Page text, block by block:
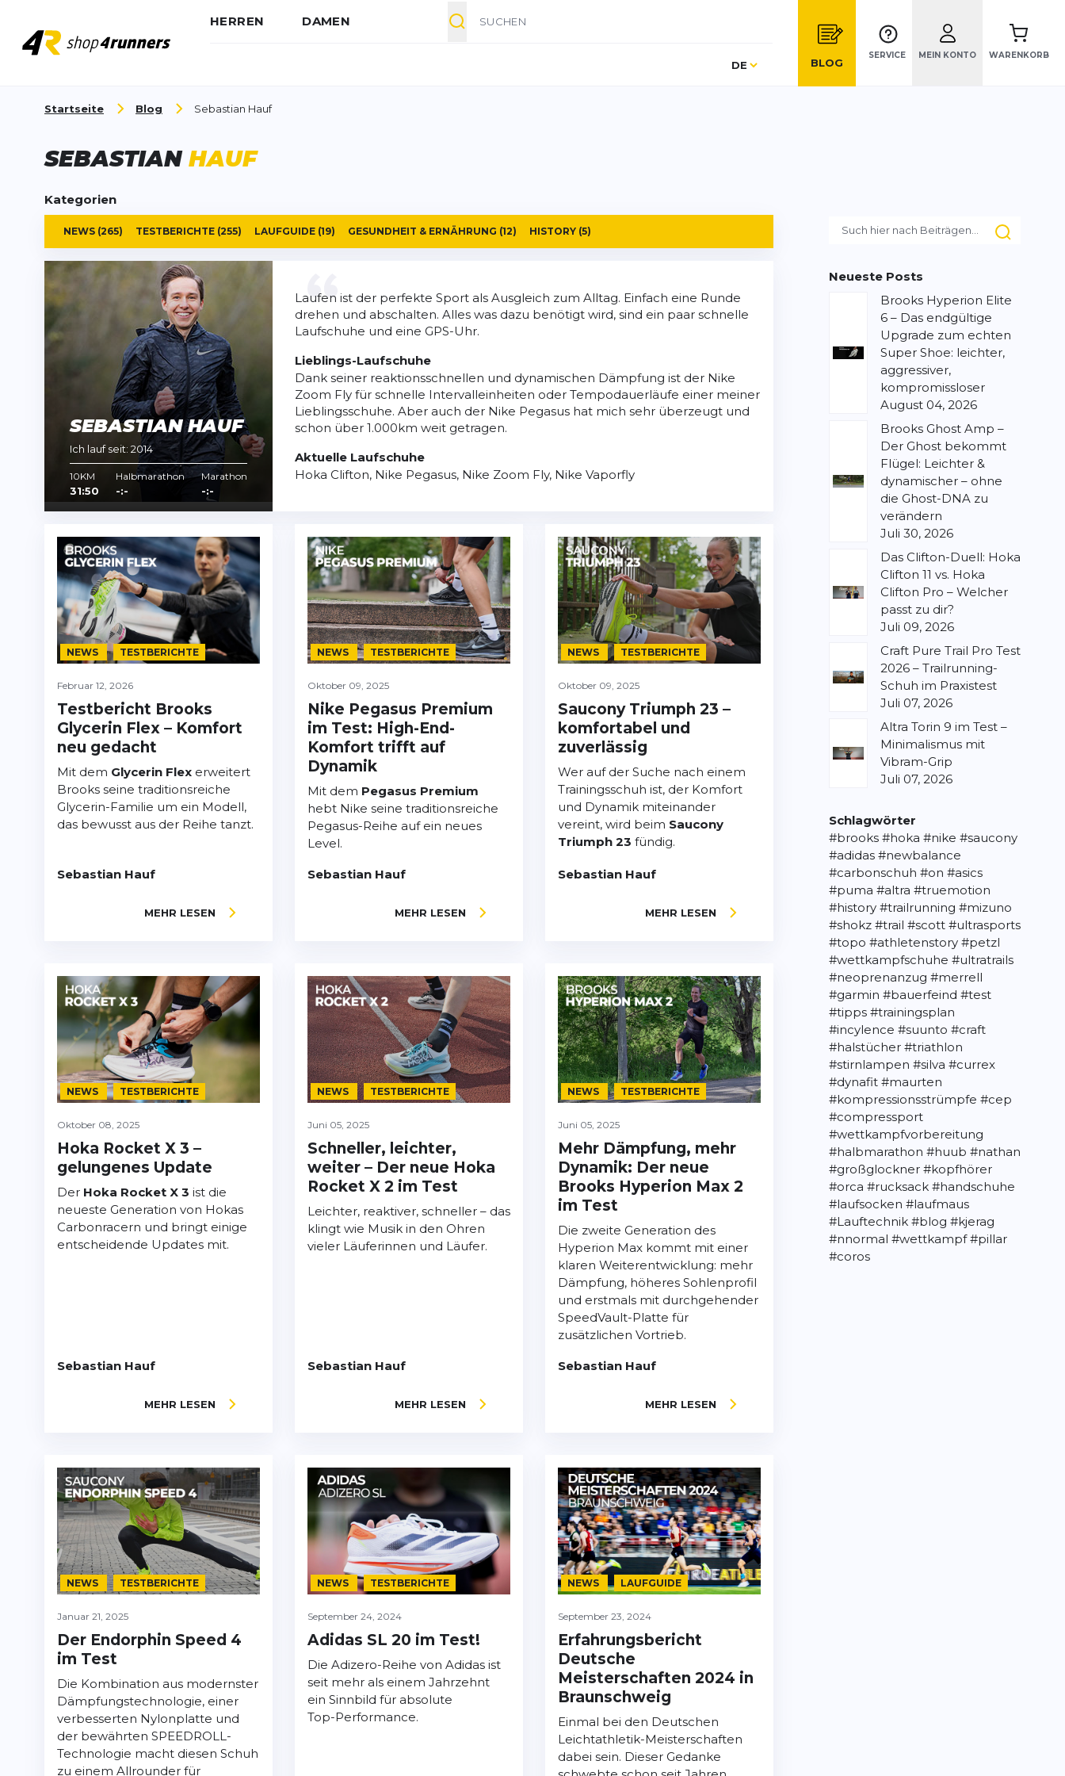
HERREN DAMEN
Sprache
DE BLOG
SERVICE MEIN KONTO WARENKORB
Startseite Blog Sebastian Hauf
SEBASTIAN HAUF
Kategorien
NEWS (265) TESTBERICHTE (255) LAUFGUIDE (19) GESUNDHEIT & ERNÄHRUNG (12) HISTORY (5)
SEBASTIAN HAUF
Ich lauf seit: 2014
10KM
31:50
Halbmarathon
-:-
Marathon
-:-
Laufen ist der perfekte Sport als Ausgleich zum Alltag. Einfach eine Runde
drehen und abschalten. Alles was dazu benötigt wird, sind ein paar schnelle
Laufschuhe und eine GPS-Uhr.
Lieblings-Laufschuhe
Dank seiner reaktionsschnellen und dynamischen Dämpfung ist der Nike
Zoom Fly für schnelle Intervalleinheiten oder Tempodauerläufe einer meiner
Lieblingsschuhe. Aber auch der Nike Pegasus hat mich sehr überzeugt und
schon über 1.000km weit getragen.
Aktuelle Laufschuhe
Hoka Clifton, Nike Pegasus, Nike Zoom Fly, Nike Vaporfly
NEWS TESTBERICHTE
Februar 12, 2026
Testbericht Brooks
Glycerin Flex – Komfort
neu gedacht
Mit dem Glycerin Flex erweitert
Brooks seine traditionsreiche
Glycerin-Familie um ein Modell,
das bewusst aus der Reihe tanzt.
Sebastian Hauf
MEHR LESEN
NEWS TESTBERICHTE
Oktober 09, 2025
Nike Pegasus Premium
im Test: High-End-
Komfort trifft auf
Dynamik
Mit dem Pegasus Premium
hebt Nike seine traditionsreiche
Pegasus-Reihe auf ein neues
Level.
Sebastian Hauf
MEHR LESEN
NEWS TESTBERICHTE
Oktober 09, 2025
Saucony Triumph 23 –
komfortabel und
zuverlässig
Wer auf der Suche nach einem
Trainingsschuh ist, der Komfort
und Dynamik miteinander
vereint, wird beim Saucony
Triumph 23 fündig.
Sebastian Hauf
MEHR LESEN
NEWS TESTBERICHTE
Oktober 08, 2025
Hoka Rocket X 3 –
gelungenes Update
Der Hoka Rocket X 3 ist die
neueste Generation von Hokas
Carbonracern und bringt einige
entscheidende Updates mit.
Sebastian Hauf
MEHR LESEN
NEWS TESTBERICHTE
Juni 05, 2025
Schneller, leichter,
weiter – Der neue Hoka
Rocket X 2 im Test
Leichter, reaktiver, schneller – das
klingt wie Musik in den Ohren
vieler Läuferinnen und Läufer.
Sebastian Hauf
MEHR LESEN
NEWS TESTBERICHTE
Juni 05, 2025
Mehr Dämpfung, mehr
Dynamik: Der neue
Brooks Hyperion Max 2
im Test
Die zweite Generation des
Hyperion Max kommt mit einer
klaren Weiterentwicklung: mehr
Dämpfung, höheres Sohlenprofil
und erstmals mit durchgehender
SpeedVault-Platte für
zusätzlichen Vortrieb.
Sebastian Hauf
MEHR LESEN
NEWS TESTBERICHTE
Januar 21, 2025
Der Endorphin Speed 4
im Test
Die Kombination aus modernster
Dämpfungstechnologie, einer
verbesserten Nylonplatte und
der bewährten SPEEDROLL-
Technologie macht diesen Schuh
zu einem Allrounder für
NEWS TESTBERICHTE
September 24, 2024
Adidas SL 20 im Test!
Die Adizero-Reihe von Adidas ist
seit mehr als einem Jahrzehnt
ein Sinnbild für absolute
Top-Performance.
NEWS LAUFGUIDE
September 23, 2024
Erfahrungsbericht
Deutsche
Meisterschaften 2024 in
Braunschweig
Einmal bei den Deutschen
Leichtathletik-Meisterschaften
dabei sein. Dieser Gedanke
Neueste Posts
Brooks Hyperion Elite
6 – Das endgültige
Upgrade zum echten
Super Shoe: leichter,
aggressiver,
kompromissloser
August 04, 2026
Brooks Ghost Amp –
Der Ghost bekommt
Flügel: Leichter &
dynamischer – ohne
die Ghost-DNA zu
verändern
Juli 30, 2026
Das Clifton-Duell: Hoka
Clifton 11 vs. Hoka
Clifton Pro – Welcher
passt zu dir?
Juli 09, 2026
Craft Pure Trail Pro Test
2026 – Trailrunning-
Schuh im Praxistest
Juli 07, 2026
Altra Torin 9 im Test –
Minimalismus mit
Vibram-Grip
Juli 07, 2026
Schlagwörter
#brooks #hoka #nike #saucony
#adidas #newbalance
#carbonschuh #on #asics
#puma #altra #truemotion
#history #trailrunning #mizuno
#shokz #trail #scott #ultrasports
#topo #athletenstory #petzl
#wettkampfschuhe #ultratrails
#neoprenanzug #merrell
#garmin #bauerfeind #test
#tipps #trainingsplan
#incylence #suunto #craft
#halstücher #triathlon
#stirnlampen #silva #currex
#dynafit #maurten
#kompressionsstrümpfe #cep
#compressport
#wettkampfvorbereitung
#halbmarathon #huub #nathan
#großglockner #kopfhörer
#orca #rucksack #handschuhe
#laufsocken #laufmaus
#Lauftechnik #blog #kjerag
#nnormal #wettkampf#pillar
#coros